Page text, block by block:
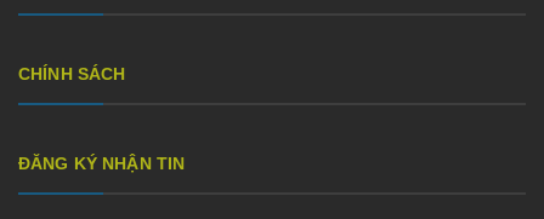
CHÍNH SÁCH
ĐĂNG KÝ NHẬN TIN